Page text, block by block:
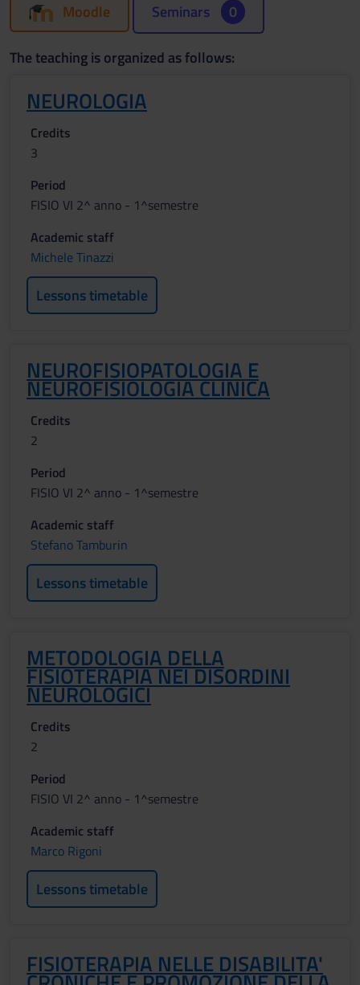
Moodle Seminars 0
The teaching is organized as follows:
NEUROLOGIA
Credits
3
Period
FISIO VI 2^ anno - 1^semestre
Academic staff
Michele Tinazzi
Lessons timetable
NEUROFISIOPATOLOGIA E
NEUROFISIOLOGIA CLINICA
Credits
2
Period
FISIO VI 2^ anno - 1^semestre
Academic staff
Stefano Tamburin
Lessons timetable
METODOLOGIA DELLA
FISIOTERAPIA NEI DISORDINI
NEUROLOGICI
Credits
2
Period
FISIO VI 2^ anno - 1^semestre
Academic staff
Marco Rigoni
Lessons timetable
FISIOTERAPIA NELLE DISABILITA'